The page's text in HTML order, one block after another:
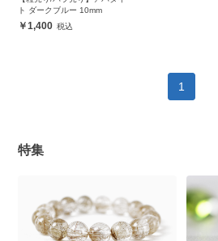
ト ダークブルー 10mm
1,400
1
特集